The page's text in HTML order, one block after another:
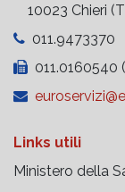
10023 Chieri
011.9473370
011.0160540
Links utili
Ministero della